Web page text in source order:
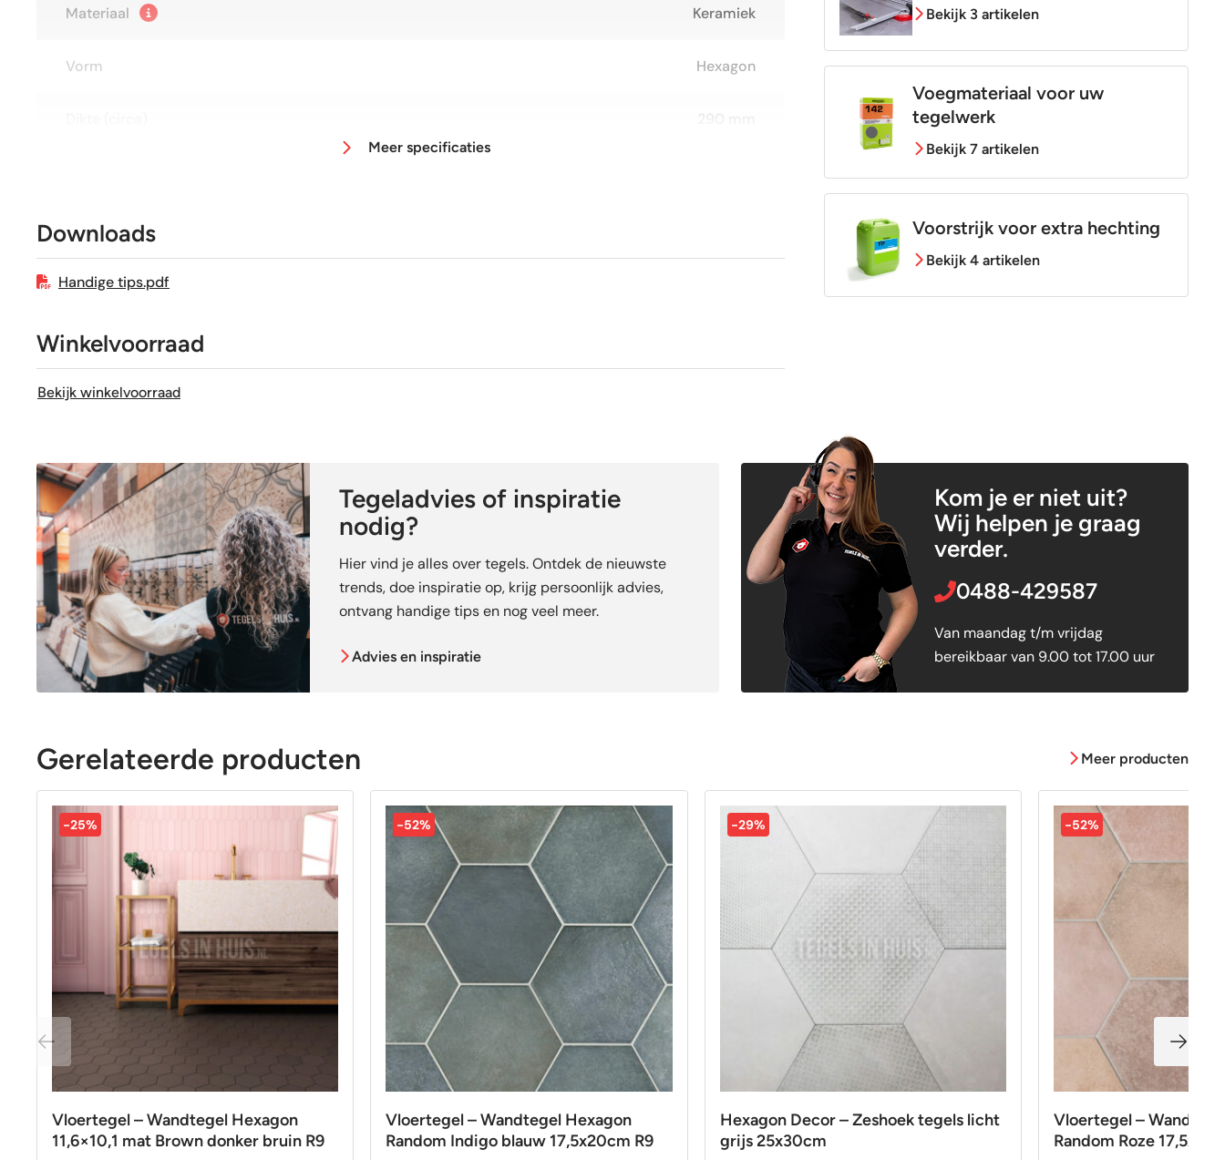
Materiaal Keramiek
Vorm Hexagon
Glans / Mat
Gerectificeerd
Vorstbestendig
Sortering
Meer specificaties
Downloads
Handige tips.pdf
Winkelvoorraad
Bekijk winkelvoorraad
Bekijk 3 artikelen
Voegmateriaal voor uw
tegelwerk
Bekijk 7 artikelen
Voorstrijk voor extra hechting
Bekijk 4 artikelen
Tegeladvies of inspiratie
nodig?
Hier vind je alles over tegels. Ontdek de nieuwste
trends, doe inspiratie op, krijg persoonlijk advies,
ontvang handige tips en nog veel meer.
Advies en inspiratie
Kom je er niet uit?
Wij helpen je graag
verder.
0488-429587
Van maandag t/m vrijdag
bereikbaar van 9.00 tot 17.00 uur
Gerelateerde producten Meer producten
-25%
Vloertegel – Wandtegel Hexagon
11,6×10,1 mat Brown donker bruin R9
-52%
Vloertegel – Wandtegel Hexagon
Random Indigo blauw 17,5x20cm R9
-29%
Hexagon Decor – Zeshoek tegels licht
grijs 25x30cm
-52%
Vloertegel –
Random Roze